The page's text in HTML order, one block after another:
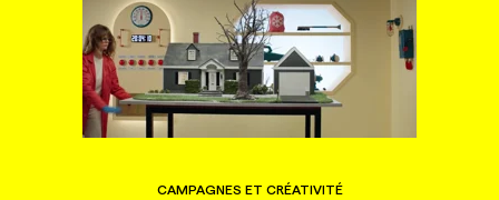
CAMPAGNES ET CRÉATIVITÉ